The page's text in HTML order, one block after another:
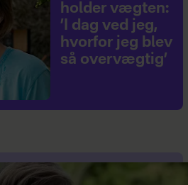
holder vægten:
’I dag ved jeg,
hvorfor jeg blev
så overvægtig’